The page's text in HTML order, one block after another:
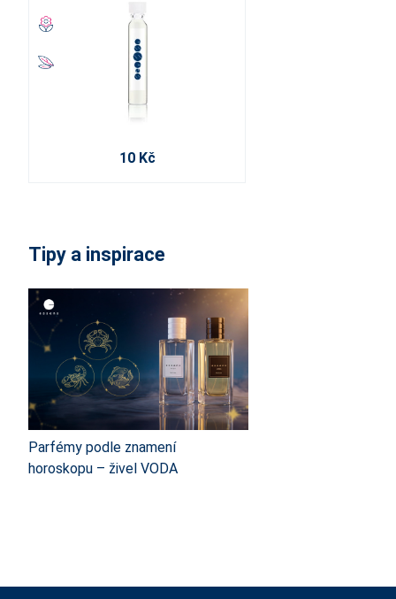
10 Kč
Tipy a inspirace
Parfémy podle znamení
horoskopu – živel VODA